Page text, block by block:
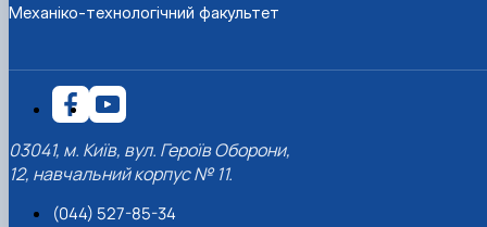
Механіко-технологічний факультет
03041, м. Київ, вул. Героїв Оборони,
12, навчальний корпус № 11.
(044) 527-85-34